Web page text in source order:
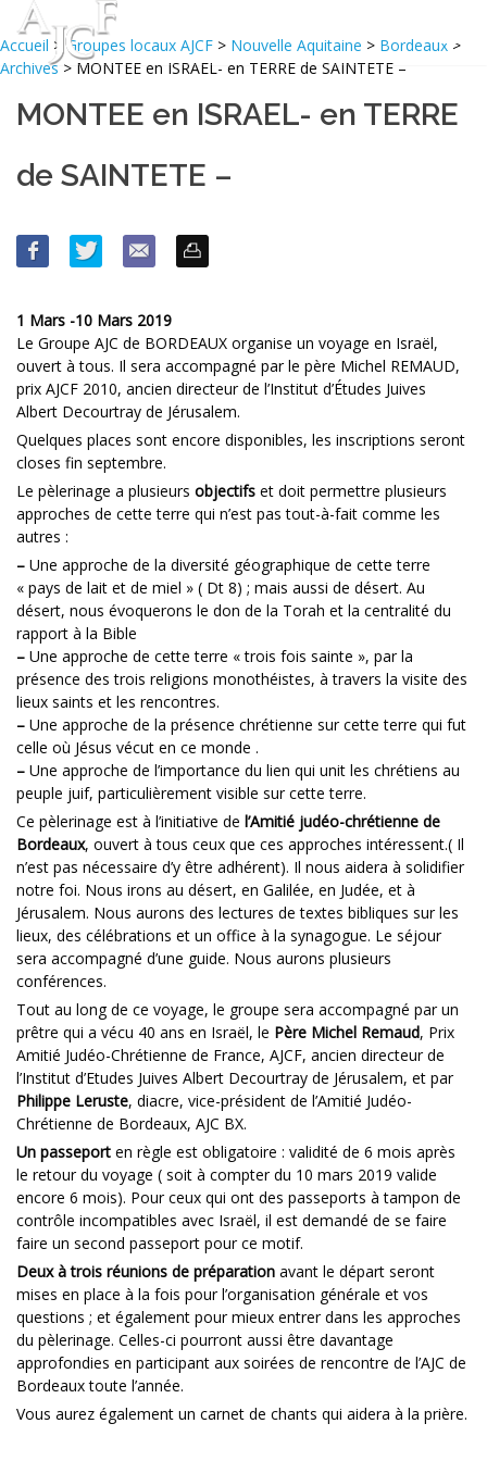
Accueil >Groupes locaux AJCF > Nouvelle Aquitaine > Bordeaux >
Archives> MONTEE en ISRAEL- en TERRE de SAINTETE –
MONTEE en ISRAEL- en TERRE
de SAINTETE –
1 Mars -10 Mars 2019
Le Groupe AJC de BORDEAUX organise un voyage en Israël,
ouvert à tous. Il sera accompagné par le père Michel REMAUD,
prix AJCF 2010, ancien directeur de l’Institut d’Études Juives
Albert Decourtray de Jérusalem.
Quelques places sont encore disponibles, les inscriptions seront
closes fin septembre.
Le pèlerinage a plusieurs objectifs et doit permettre plusieurs
approches de cette terre qui n’est pas tout-à-fait comme les
autres :
– Une approche de la diversité géographique de cette terre
« pays de lait et de miel » ( Dt 8) ; mais aussi de désert. Au
désert, nous évoquerons le don de la Torah et la centralité du
rapport à la Bible
– Une approche de cette terre « trois fois sainte », par la
présence des trois religions monothéistes, à travers la visite des
lieux saints et les rencontres.
– Une approche de la présence chrétienne sur cette terre qui fut
celle où Jésus vécut en ce monde .
– Une approche de l’importance du lien qui unit les chrétiens au
peuple juif, particulièrement visible sur cette terre.
Ce pèlerinage est à l’initiative de l’Amitié judéo-chrétienne de
Bordeaux, ouvert à tous ceux que ces approches intéressent.( Il
n’est pas nécessaire d’y être adhérent). Il nous aidera à solidifier
notre foi. Nous irons au désert, en Galilée, en Judée, et à
Jérusalem. Nous aurons des lectures de textes bibliques sur les
lieux, des célébrations et un office à la synagogue. Le séjour
sera accompagné d’une guide. Nous aurons plusieurs
conférences.
Tout au long de ce voyage, le groupe sera accompagné par un
prêtre qui a vécu 40 ans en Israël, le Père Michel Remaud, Prix
Amitié Judéo-Chrétienne de France, AJCF, ancien directeur de
l’Institut d’Etudes Juives Albert Decourtray de Jérusalem, et par
Philippe Leruste, diacre, vice-président de l’Amitié Judéo-
Chrétienne de Bordeaux, AJC BX.
Un passeport en règle est obligatoire : validité de 6 mois après
le retour du voyage ( soit à compter du 10 mars 2019 valide
encore 6 mois). Pour ceux qui ont des passeports à tampon de
contrôle incompatibles avec Israël, il est demandé de se faire
faire un second passeport pour ce motif.
Deux à trois réunions de préparation avant le départ seront
mises en place à la fois pour l’organisation générale et vos
questions ; et également pour mieux entrer dans les approches
du pèlerinage. Celles-ci pourront aussi être davantage
approfondies en participant aux soirées de rencontre de l’AJC de
Bordeaux toute l’année.
Vous aurez également un carnet de chants qui aidera à la prière.